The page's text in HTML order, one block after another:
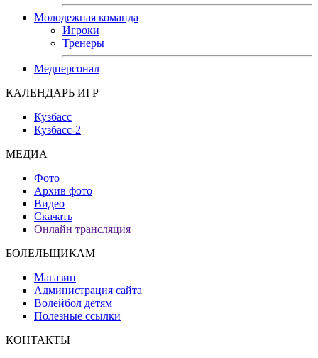
Молодежная команда
Игроки
Тренеры
Медперсонал
КАЛЕНДАРЬ ИГР
Кузбасс
Кузбасс-2
МЕДИА
Фото
Архив фото
Видео
Скачать
Онлайн трансляция
БОЛЕЛЬЩИКАМ
Магазин
Администрация сайта
Волейбол детям
Полезные ссылки
КОНТАКТЫ